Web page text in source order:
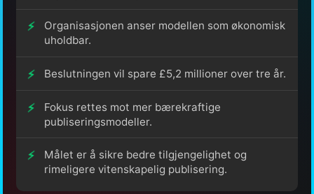
Organisasjonen anser modellen som økonomisk
uholdbar.
Beslutningen vil spare £5,2 millioner over tre år.
Fokus rettes mot mer bærekraftige
publiseringsmodeller.
Målet er å sikre bedre tilgjengelighet og
rimeligere vitenskapelig publisering.